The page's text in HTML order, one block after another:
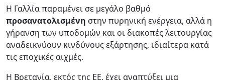
Η Γαλλία παραμένει σε μεγάλο βαθμό
προσανατολισμένη στην πυρηνική ενέργεια, αλλά η
γήρανση των υποδομών και οι διακοπές λειτουργίας
αναδεικνύουν κινδύνους εξάρτησης, ιδιαίτερα κατά
τις εποχικές αιχμές.
Η Βρετανία, εκτός της ΕΕ, έχει αναπτύξει μια